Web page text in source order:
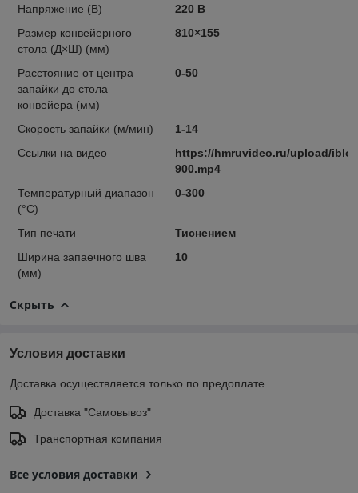
Напряжение (В)
220 В
Размер конвейерного
стола (Д×Ш) (мм)
810×155
Расстояние от центра
запайки до стола
конвейера (мм)
0-50
Скорость запайки (м/мин)
1-14
Ссылки на видео
https://hmruvideo.ru/upload/
900.mp4
Температурный диапазон
(°С)
0-300
Тип печати
Тиснением
Ширина запаечного шва
(мм)
10
Скрыть
Условия доставки
Доставка осуществляется только по предоплате.
Доставка "Самовывоз"
Транспортная компания
Все условия доставки